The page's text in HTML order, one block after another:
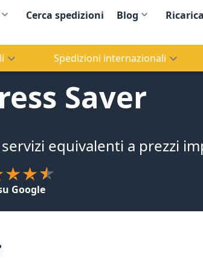
Cerca spedizioni Blog
Ricarica
Spedizioni internazionali
Saver
equivalenti a prezzi
Google